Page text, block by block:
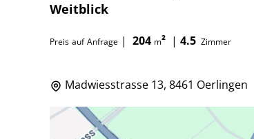
Weitblick
Preis auf Anfrage | 204 m² | 4.5 Zimmer
Madwiesstrasse 13, 8461 Oerlingen